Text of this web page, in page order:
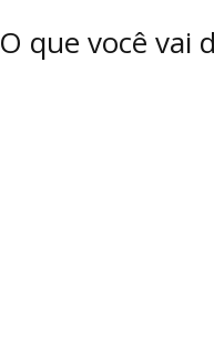
O que você vai